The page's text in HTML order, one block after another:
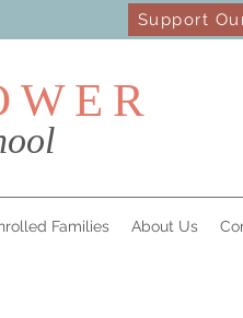
Support
Families About Us